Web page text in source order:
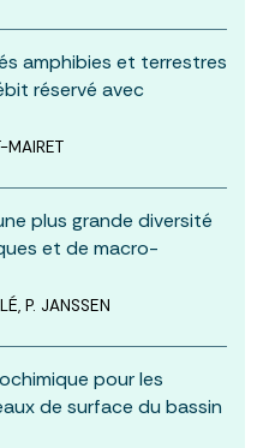
amphibies et terrestres
réservé avec
MAIRET
plus grande diversité
et de macro-
P. JANSSEN
pour les
de surface du bassin